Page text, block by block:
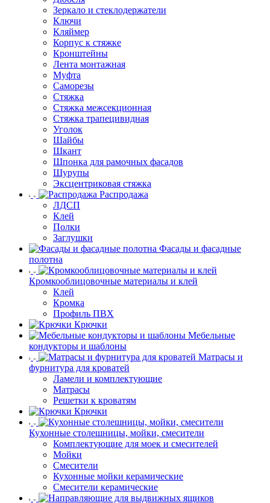
Зеркало и стеклодержатели
Ключи
Кляймер
Корпус к стяжке
Кронштейны
Лента монтажная
Муфта
Саморезы
Стяжка
Стяжка межсекционная
Стяжка трапецивидная
Уголок
Шайбы
Шкант
Шпонка для рамочных фасадов
Шурупы
Эксцентриковая стяжка
Распродажа
ЛДСП
Клей
Полки
Заглушки
Фасады и фасадные
полотна
Кромкооблицовочные материалы и клей
Клей
Кромка
Профиль ПВХ
Крючки
Мебельные
кондукторы и шаблоны
Матрасы и
фурнитура для кроватей
Ламели и комплектующие
Матрасы
Решетки к кроватям
Крючки
Кухонные столешницы, мойки, смесители
Комплектующие для моек и смесителей
Мойки
Смесители
Кухонные мойки керамические
Смесители керамические